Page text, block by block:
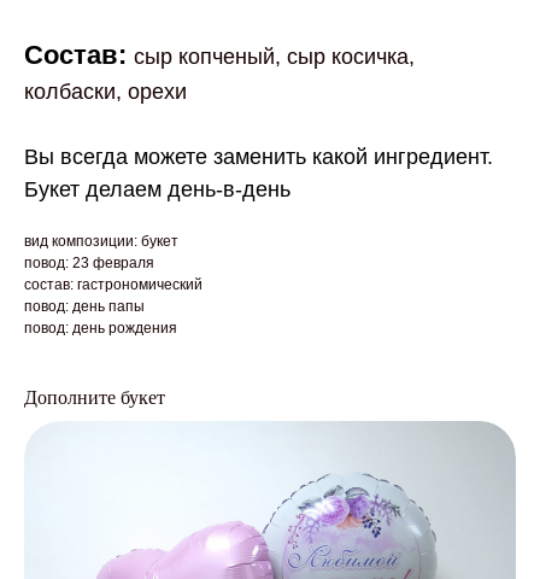
Состав: сыр копченый, сыр косичка,
колбаски, орехи
Вы всегда можете заменить какой ингредиент.
Букет делаем день-в-день
вид композиции: букет
повод: 23 февраля
состав: гастрономический
повод: день папы
повод: день рождения
Дополните букет